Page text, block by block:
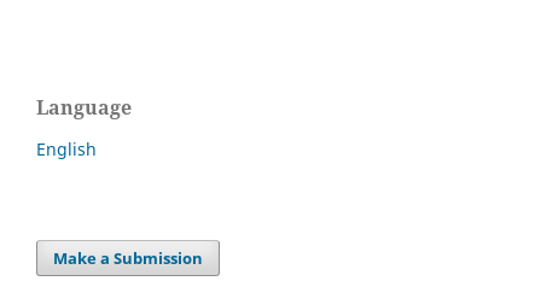
Language
English
Make a Submission